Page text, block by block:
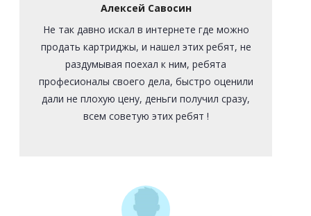
Алексей Савосин
Не так давно искал в интернете где можно
продать картриджы, и нашел этих ребят, не
раздумывая поехал к ним, ребята
професионалы своего дела, быстро оценили
дали не плохую цену, деньги получил сразу,
всем советую этих ребят !